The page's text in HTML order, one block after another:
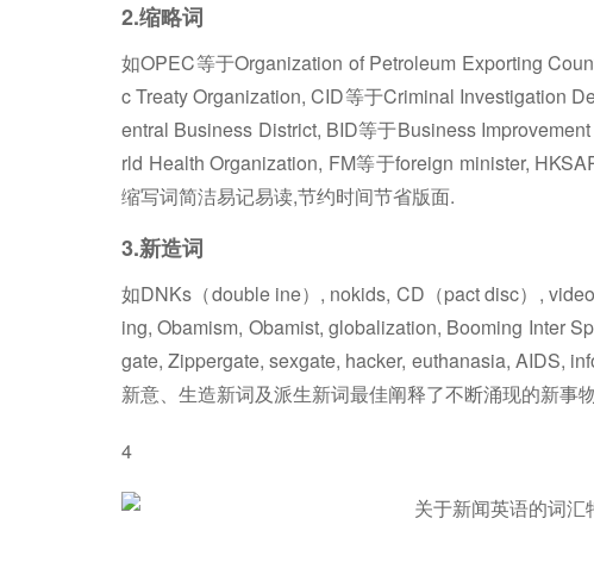
2.缩略词
如OPEC等于Organization of Petroleum Exporting
c Treaty Organization, CID等于Criminal Investigation
entral Business District, BID等于Business
rld Health Organization, FM等于foreign minister,
缩写词简洁易记易读,节约时间节省版面.
3.新造词
如DNKs（double ine）, nokids, CD（pact disc）,
ing, Obamism, Obamist, globalization, Booming Inter
gate, Zippergate, sexgate, hacker, euthanasia, AIDS,
新意、生造新词及派生新词最佳阐释了不断涌现的新事
4